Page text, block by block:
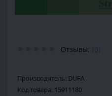
Отзывы: (0)
Производитель: DUFA
Код товара: 15911180